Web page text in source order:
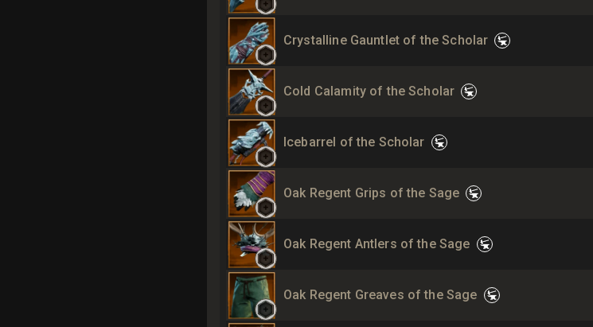
Crystalline Gauntlet of the Scholar
Cold Calamity of the Scholar
Icebarrel of the Scholar
Oak Regent Grips of the Sage
Oak Regent Antlers of the Sage
Oak Regent Greaves of the Sage